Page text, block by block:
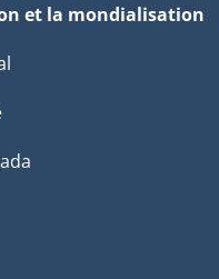
et la mondialisation